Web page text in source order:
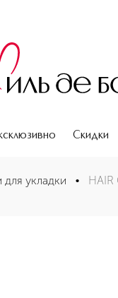
Скидки
для укладки • HAIR